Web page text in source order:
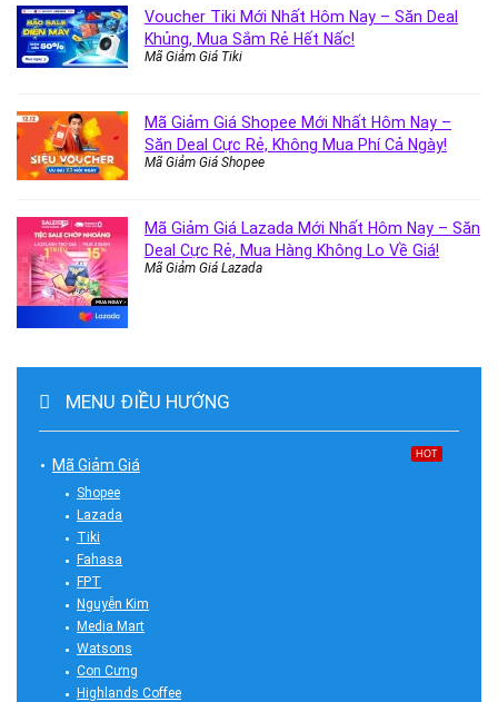
Voucher Tiki Mới Nhất Hôm Nay – Săn Deal
Khủng, Mua Sắm Rẻ Hết Nấc!
Mã Giảm Giá Tiki
Mã Giảm Giá Shopee Mới Nhất Hôm Nay –
Săn Deal Cực Rẻ, Không Mua Phí Cả Ngày!
Mã Giảm Giá Shopee
Mã Giảm Giá Lazada Mới Nhất Hôm Nay – Săn
Deal Cực Rẻ, Mua Hàng Không Lo Về Giá!
Mã Giảm Giá Lazada
MENU ĐIỀU HƯỚNG
Mã Giảm Giá
HOT
Shopee
Lazada
Tiki
Fahasa
FPT
Nguyễn Kim
Media Mart
Watsons
Con Cưng
Highlands Coffee